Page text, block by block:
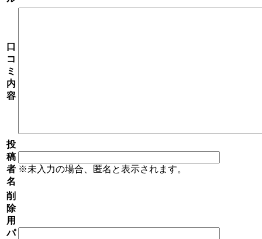
口
コ
ミ
内
容
投
稿
者
名
※未入力の場合、匿名と表示されます。
削
除
用
パ